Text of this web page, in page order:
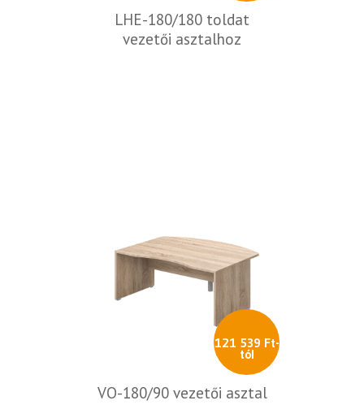
LHE-180/180 toldat
vezetői asztalhoz
121 539 Ft-
tól
VO-180/90 vezetői asztal